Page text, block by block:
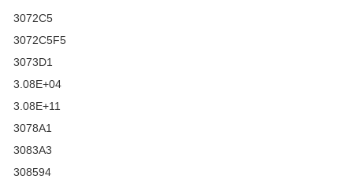
3072C5
3072C5F5
3073D1
3.08E+04
3.08E+11
3078A1
3083A3
308594